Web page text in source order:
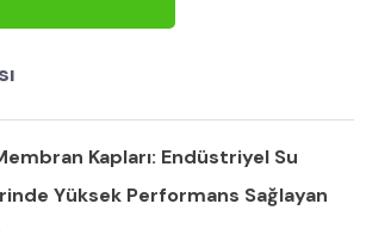
Kapları: Endüstriyel Su
Yüksek Performans Sağlayan